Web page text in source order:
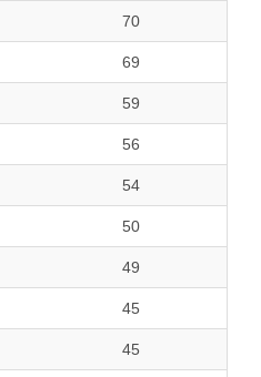
70
69
59
56
54
50
49
45
45